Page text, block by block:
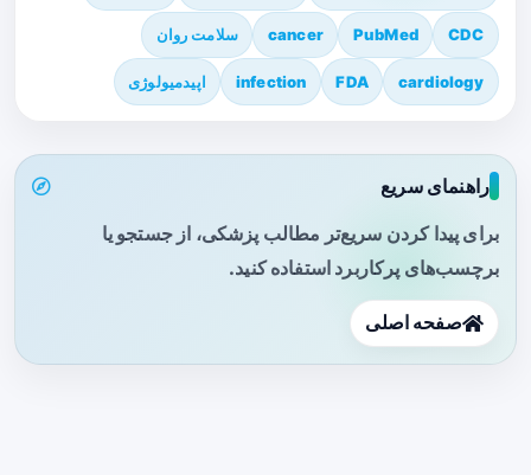
CDC
PubMed
cancer سلامت روان
cardiology
FDA
infection اپیدمیولوژی
راهنمای سریع
برای پیدا کردن سریع‌تر مطالب پزشکی، از جستجو یا
برچسب‌های پرکاربرد استفاده کنید.
صفحه اصلی